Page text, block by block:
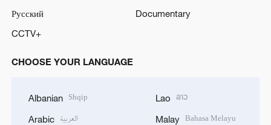
Русский
Documentary
CCTV+
CHOOSE YOUR LANGUAGE
Albanian Shqip
Arabic العربية
Lao ລາວ
Malay Bahasa Melayu